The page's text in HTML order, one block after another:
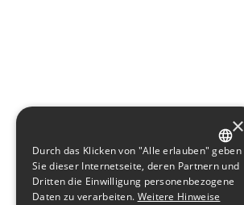
GERMAN
ENGLISH
×
Durch das Klicken von "Alle erlauben" geben
Sie dieser Internetseite, deren Partnern und
Dritten die Einwilligung personenbezogene
Daten zu verarbeiten. Weitere Hinweise